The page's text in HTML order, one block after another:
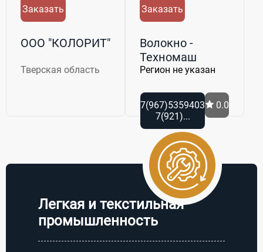
Заказать
ООО "КОЛОРИТ"
Тверская область
Заказать
Волокно -
Техномаш
Регион не указан
7(967)5359403
7(921)...
0.0
Легкая и текстильная
промышленность